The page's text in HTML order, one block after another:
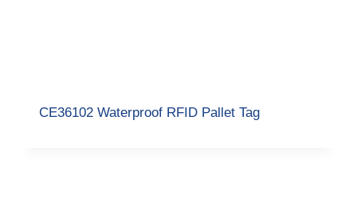
CE36102 Waterproof RFID Pallet Tag